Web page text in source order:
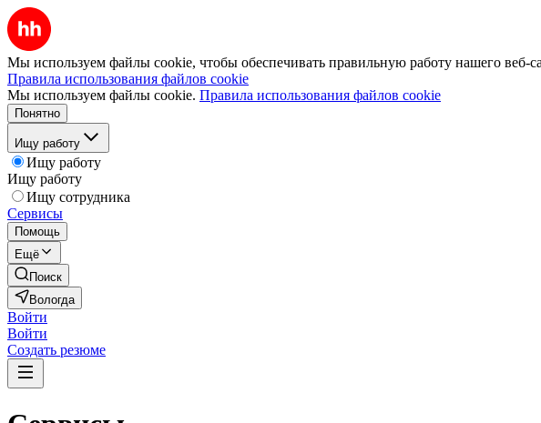
Мы используем файлы cookie, чтобы обеспечивать правильную работу нашего веб-
Правила использования файлов cookie
Мы используем файлы cookie. Правила использования файлов cookie
Понятно
Ищу работу
Ищу работу
Ищу работу
Ищу сотрудника
Сервисы
Помощь
Ещё
Поиск
Вологда
Войти
Войти
Создать резюме